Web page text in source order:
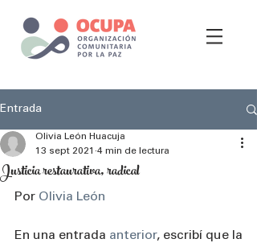
Entrada
Justicia restaurativa, radical
Olivia León Huacuja
13 sept 2021 4 min de lectura
Por Olivia León
En una entrada anterior, escribí que la